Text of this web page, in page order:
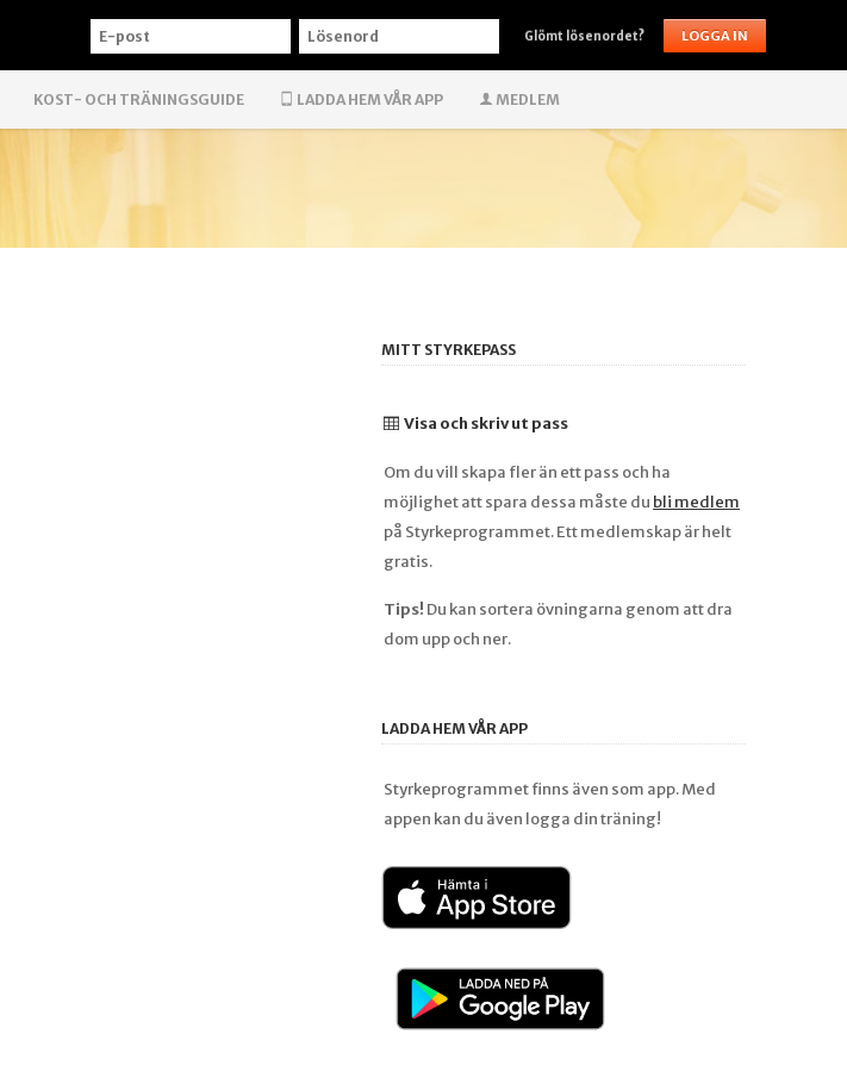
E-
LÖSENORD Glömt lösenordet?
KOST- OCH TRÄNINGSGUIDE LADDA HEM VÅR APP MEDLEM
MITT STYRKEPASS
Visa och skriv ut pass
Om du vill skapa fler än ett pass och ha
möjlighet att spara dessa måste du bli medlem
på Styrkeprogrammet. Ett medlemskap är helt
gratis.
Tips! Du kan sortera övningarna genom att dra
dom upp och ner.
LADDA HEM VÅR APP
Styrkeprogrammet finns även som app. Med
appen kan du även logga din träning!